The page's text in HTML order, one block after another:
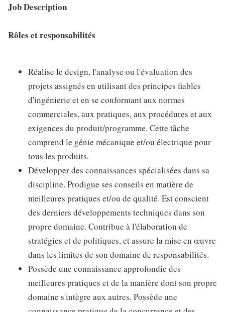
Job Description
Rôles et responsabilités
Réalise le design, l'analyse ou l'évaluation des
projets assignés en utilisant des principes fiables
d'ingénierie et en se conformant aux normes
commerciales, aux pratiques, aux procédures et aux
exigences du produit/programme. Cette tâche
comprend le génie mécanique et/ou électrique pour
tous les produits.
Développer des connaissances spécialisées dans sa
discipline. Prodigue ses conseils en matière de
meilleures pratiques et/ou de qualité. Est conscient
des derniers développements techniques dans son
propre domaine. Contribue à l'élaboration de
stratégies et de politiques, et assure la mise en œuvre
dans les limites de son domaine de responsabilités.
Possède une connaissance approfondie des
meilleures pratiques et de la manière dont son propre
domaine s'intègre aux autres. Possède une